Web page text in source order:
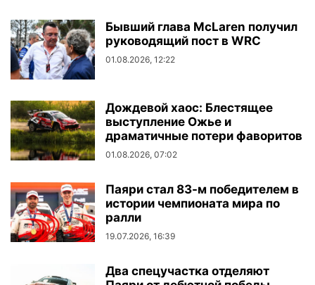
Бывший глава McLaren получил
руководящий пост в WRC
01.08.2026, 12:22
Дождевой хаос: Блестящее
выступление Ожье и
драматичные потери фаворитов
01.08.2026, 07:02
Паяри стал 83-м победителем в
истории чемпионата мира по
ралли
19.07.2026, 16:39
Два спецучастка отделяют